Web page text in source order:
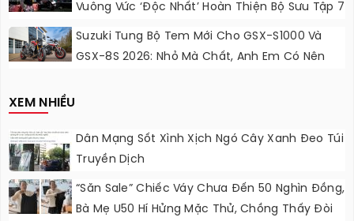
Vuông Vức ‘độc Nhất’ Hoàn Thiện Bộ Sưu Tập 7
Suzuki Tung Bộ Tem Mới Cho GSX-S1000 Và
GSX-8S 2026: Nhỏ Mà Chất, Anh Em Có Nên
XEM NHIỀU
Dân Mạng Sốt Xình Xịch Ngó Cây Xanh Đeo Túi
Truyền Dịch
“Săn Sale” Chiếc Váy Chưa Đến 50 Nghìn Đồng,
Bà Mẹ U50 Hí Hửng Mặc Thử, Chồng Thấy Đòi